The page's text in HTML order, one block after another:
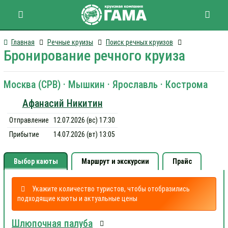
Главная Речные круизы Поиск речных круизов
Бронирование речного круиза
Москва (СРВ) · Мышкин · Ярославль · Кострома
Афанасий Никитин
Отправление
12.07.2026 (вс) 17:30
Прибытие
14.07.2026 (вт) 13:05
Выбор каюты Маршрут и экскурсии Прайс
Укажите количество туристов, чтобы отобразились
подходящие каюты и актуальные цены
Шлюпочная палуба